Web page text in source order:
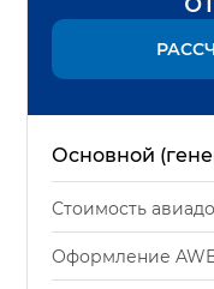
Основной
Стоимость
Оформление